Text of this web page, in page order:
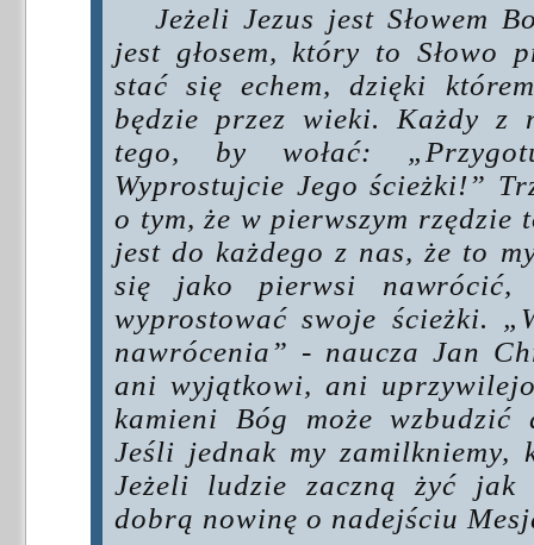
Jeżeli Jezus jest Słowem
jest głosem, który to Słowo
stać się echem, dzięki
będzie przez wieki. Każdy z
tego, by wołać:
Wyprostujcie Jego ścieżki!”
o tym, że w pierwszym rzędzie
jest do każdego z nas, że to
się jako pierwsi nawrócić,
wyprostować swoje ścieżki.
nawrócenia” - naucza Jan
ani wyjątkowi, ani
kamieni Bóg może wzbudzić
Jeśli jednak my zamilkniemy,
Jeżeli ludzie zaczną żyć jak
dobrą nowinę o nadejściu